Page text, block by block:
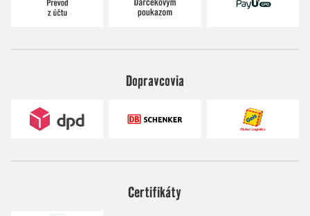
Dopravcovia
Certifikáty